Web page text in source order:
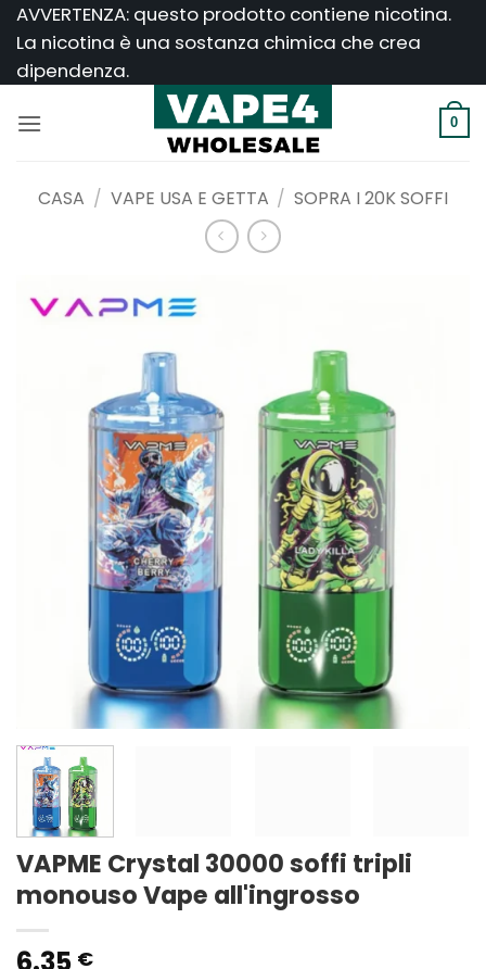
Salta
contenuti
AVVERTENZA: questo prodotto contiene nicotina.
La nicotina è una sostanza chimica che crea
dipendenza.
0
CASA / VAPE USA E GETTA / SOPRA I 20K SOFFI
VAPME Crystal 30000 soffi tripli
monouso Vape all'ingrosso
€